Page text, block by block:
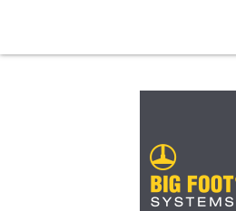
содержимому